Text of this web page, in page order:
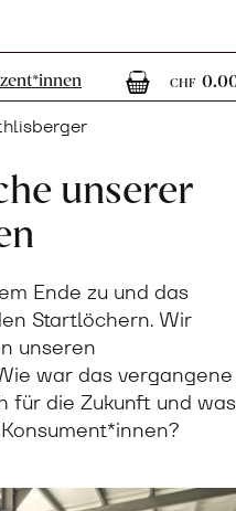
CHF
unserer
Ende zu und das
Startlöchern. Wir
unseren
war das vergangene
für die Zukunft und was